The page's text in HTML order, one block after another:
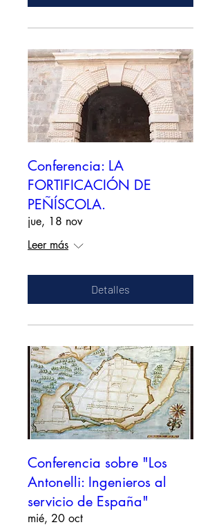
Conferencia: LA
FORTIFICACIÓN DE
PEÑÍSCOLA.
jue, 18 nov
Leer más
Detalles
Conferencia sobre "Los
Antonelli: Ingenieros al
servicio de España"
mié, 20 oct